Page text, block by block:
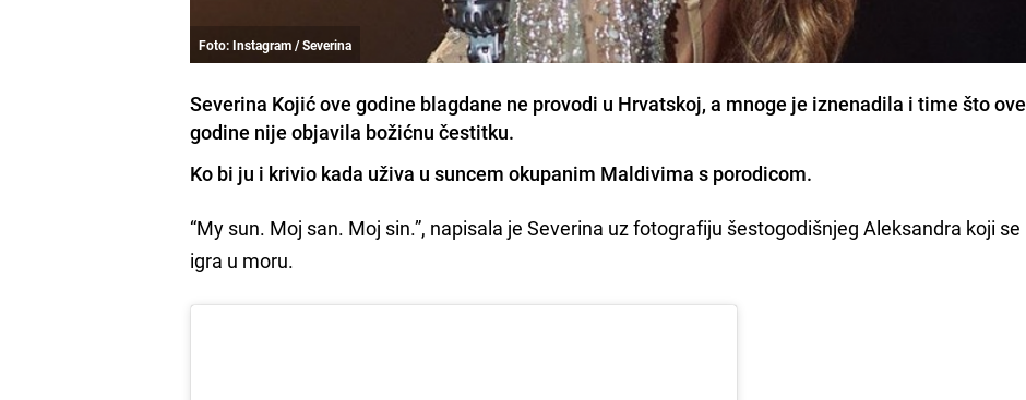
Foto: Instagram / Severina
Severina Kojić ove godine blagdane ne provodi u Hrvatskoj, a mnoge je iznenadila i time što ove
godine nije objavila božićnu čestitku.
Ko bi ju i krivio kada uživa u suncem okupanim Maldivima s porodicom.
“My sun. Moj san. Moj sin.”, napisala je Severina uz fotografiju šestogodišnjeg Aleksandra koji se
igra u moru.